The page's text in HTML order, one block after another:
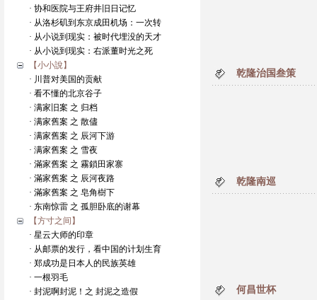
· 协和医院与王府井旧日记忆
· 从洛杉矶到东京成田机场：一次转
· 从小说到现实：被时代埋没的天才
· 从小说到现实：右派董时光之死
【小小說】
· 川普对美国的贡献
· 看不懂的北京谷子
· 满家旧案 之 归档
· 满家舊案 之 散儘
· 满家舊案 之 辰河下游
· 满家舊案 之 雪夜
· 滿家舊案 之 霧鎖田家寨
· 滿家舊案 之 辰河夜路
· 滿家舊案 之 皂角樹下
· 东南惊雷 之 孤胆卧底的谢幕
【方寸之间】
· 星云大师的印章
· 从邮票的发行，看中国的计划生育
· 郑成功是日本人的民族英雄
· 一根羽毛
· 封泥啊封泥！之 封泥之造假
乾隆治国叁策
乾隆南巡
何昌世杯